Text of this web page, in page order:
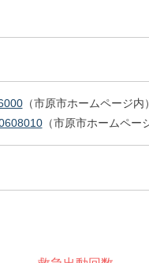
（市原市ホームページ内）
（市原市ホームペー